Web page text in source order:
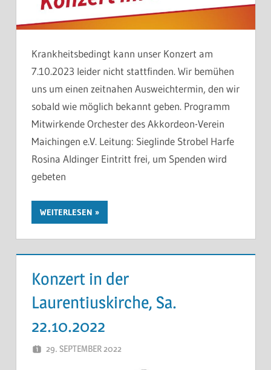
Krankheitsbedingt kann unser Konzert am
7.10.2023 leider nicht stattfinden. Wir bemühen
uns um einen zeitnahen Ausweichtermin, den wir
sobald wie möglich bekannt geben. Programm
Mitwirkende Orchester des Akkordeon-Verein
Maichingen e.V. Leitung: Sieglinde Strobel Harfe
Rosina Aldinger Eintritt frei, um Spenden wird
gebeten
WEITERLESEN
Konzert in der
Laurentiuskirche, Sa.
22.10.2022
29. SEPTEMBER 2022